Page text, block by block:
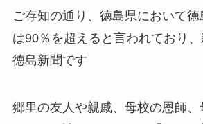
ご存知の通り、徳島県において
は90％を超えると言われており
徳島新聞です
郷里の友人や親戚、母校の恩師、